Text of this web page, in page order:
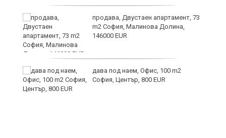
продава, Двустаен апартамент, 73
m2 София, Малинова Долина,
146000 EUR
дава под наем, Офис, 100 m2
София, Център, 800 EUR